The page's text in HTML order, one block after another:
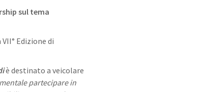
sul tema
Edizione di
è destinato a veicolare
partecipare in